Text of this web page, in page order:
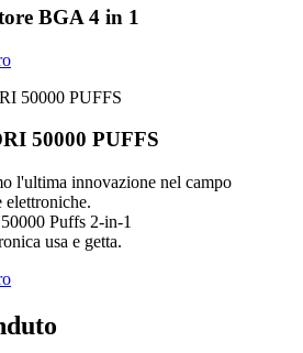
BGA 4 in 1
50000 PUFFS
l'ultima innovazione nel campo
elettroniche.
Puffs 2-in-1
usa e getta.